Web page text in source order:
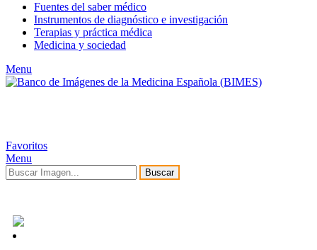
Fuentes del saber médico
Instrumentos de diagnóstico e investigación
Terapias y práctica médica
Medicina y sociedad
Menu
Favoritos
Menu
Buscar